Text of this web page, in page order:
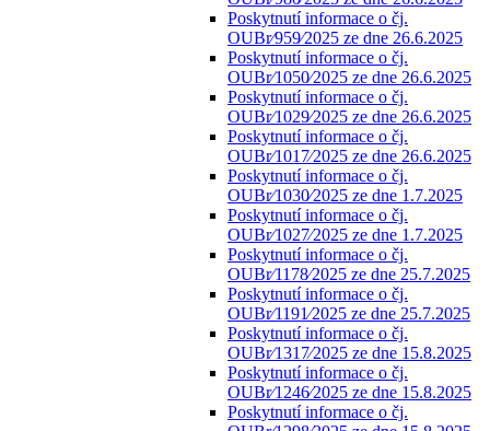
Poskytnutí informace o čj.
OUBr⁄959⁄2025 ze dne 26.6.2025
Poskytnutí informace o čj.
OUBr⁄1050⁄2025 ze dne 26.6.2025
Poskytnutí informace o čj.
OUBr⁄1029⁄2025 ze dne 26.6.2025
Poskytnutí informace o čj.
OUBr⁄1017⁄2025 ze dne 26.6.2025
Poskytnutí informace o čj.
OUBr⁄1030⁄2025 ze dne 1.7.2025
Poskytnutí informace o čj.
OUBr⁄1027⁄2025 ze dne 1.7.2025
Poskytnutí informace o čj.
OUBr⁄1178⁄2025 ze dne 25.7.2025
Poskytnutí informace o čj.
OUBr⁄1191⁄2025 ze dne 25.7.2025
Poskytnutí informace o čj.
OUBr⁄1317⁄2025 ze dne 15.8.2025
Poskytnutí informace o čj.
OUBr⁄1246⁄2025 ze dne 15.8.2025
Poskytnutí informace o čj.